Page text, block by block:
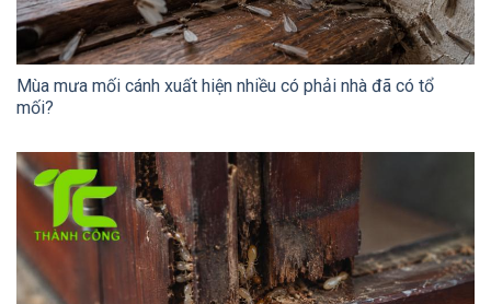
Mùa mưa mối cánh xuất hiện nhiều có phải nhà đã có tổ
mối?